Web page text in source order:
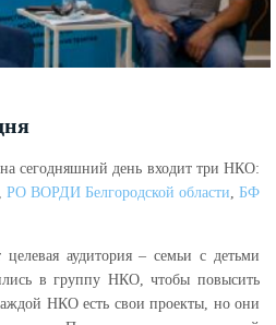
сегодняшний день входит три НКО:
, РО ВОРДИ Белгородской области, БФ
аудитория – семьи с детьми
в группу НКО, чтобы повысить
НКО есть свои проекты, но они